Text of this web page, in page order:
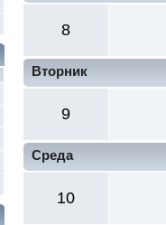
8
Вторник
9
Среда
10